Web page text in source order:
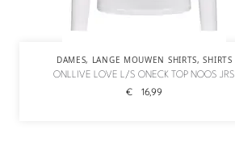
DAMES, LANGE MOUWEN SHIRTS,SHIRTS
ONLLIVE LOVE L/S ONECK TOP NOOS JRS
€ 16,99